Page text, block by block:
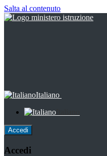
Salta al contenuto
Italiano
Accedi
Accedi